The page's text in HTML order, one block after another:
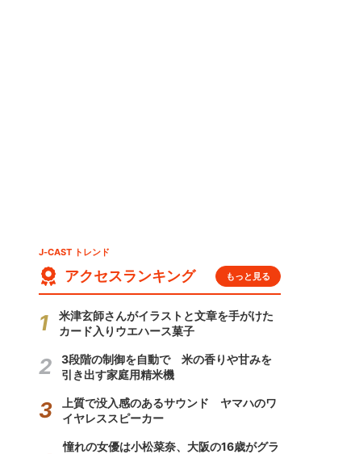
J-CAST トレンド
アクセスランキング もっと見る
米津玄師さんがイラストと文章を手がけた
カード入りウエハース菓子
3段階の制御を自動で 米の香りや甘みを
引き出す家庭用精米機
上質で没入感のあるサウンド ヤマハのワ
イヤレススピーカー
憧れの女優は小松菜奈、大阪の16歳がグラ